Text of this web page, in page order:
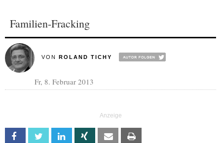
Familien-Fracking
VON ROLAND TICHY
Fr, 8. Februar 2013
Facebook Twitter Linkedin Xing Email